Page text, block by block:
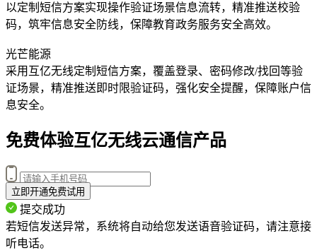
以定制短信方案实现操作验证场景信息流转，精准推送校验
码，筑牢信息安全防线，保障教育政务服务安全高效。
光芒能源
采用互亿无线定制短信方案，覆盖登录、密码修改/找回等验
证场景，精准推送即时限验证码，强化安全提醒，保障账户信
息安全。
免费体验互亿无线云通信产品
立即开通免费试用
提交成功
若短信发送异常，系统将自动给您发送语音验证码，请注意接
听电话。